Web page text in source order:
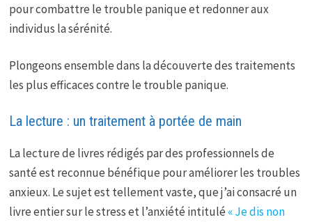
pour combattre le trouble panique et redonner aux
individus la sérénité.
Plongeons ensemble dans la découverte des traitements
les plus efficaces contre le trouble panique.
La lecture : un traitement à portée de main
La lecture de livres rédigés par des professionnels de
santé est reconnue bénéfique pour améliorer les troubles
anxieux. Le sujet est tellement vaste, que j’ai consacré un
livre entier sur le stress et l’anxiété intitulé « Je dis non